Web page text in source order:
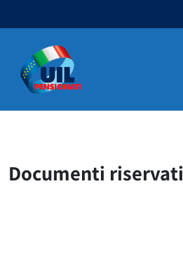
Navigazione principale
Documenti riservati